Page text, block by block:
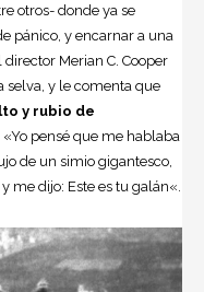
otros- donde ya se
pánico, y encarnar a una
director Merian C. Cooper
selva, y le comenta que
y rubio de
pensé que me hablaba
de un simio gigantesco,
me dijo: Este es tu galán«.